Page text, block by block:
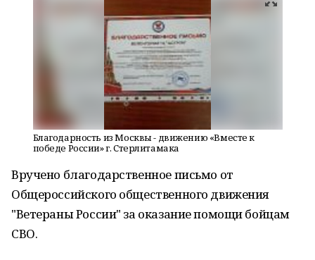
Благодарность из Москвы - движению «Вместе к
победе России» г. Стерлитамака
Вручено благодарственное письмо от
Общероссийского общественного движения
"Ветераны России" за оказание помощи бойцам
СВО.